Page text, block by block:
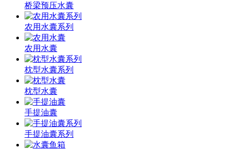
桥梁预压水囊
农用水囊系列
农用水囊
枕型水囊系列
枕型水囊
手提油囊
手提油囊系列